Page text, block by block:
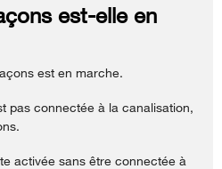
est-elle en
est en marche.
pas connectée à la canalisation,
activée sans être connectée à